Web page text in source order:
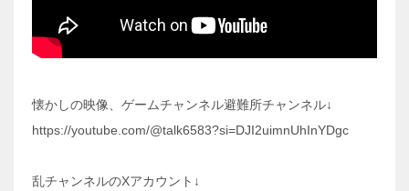
懐かしの映像、ゲームチャンネル避難所チャンネル↓
https://youtube.com/@talk6583?si=DJI2uimnUhInYDgc
乱チャンネルのXアカウント↓